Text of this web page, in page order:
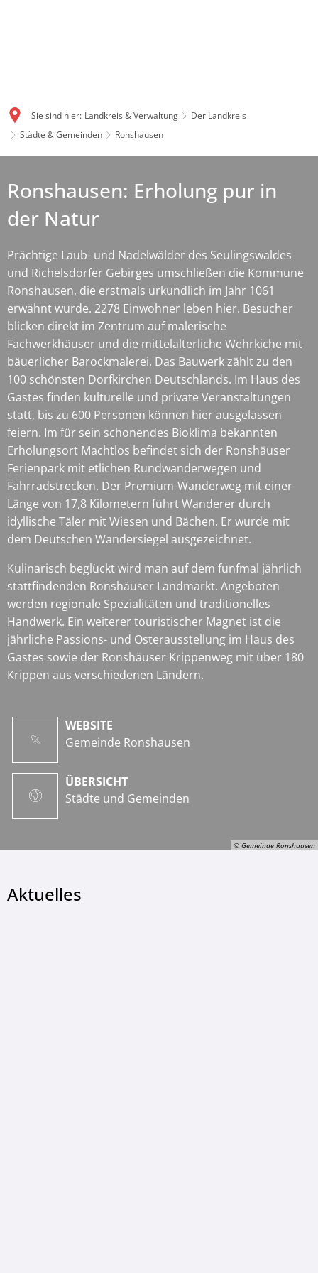
Sie sind hier: Landkreis & Verwaltung
Der Landkreis
Städte & Gemeinden
Ronshausen
© Gemeinde Ronshausen
Ronshausen: Erholung pur in
der Natur
Prächtige Laub- und Nadelwälder des Seulingswaldes
und Richelsdorfer Gebirges umschließen die Kommune
Ronshausen, die erstmals urkundlich im Jahr 1061
erwähnt wurde. 2278 Einwohner leben hier. Besucher
blicken direkt im Zentrum auf malerische
Fachwerkhäuser und die mittelalterliche Wehrkiche mit
bäuerlicher Barockmalerei. Das Bauwerk zählt zu den
100 schönsten Dorfkirchen Deutschlands. Im Haus des
Gastes finden kulturelle und private Veranstaltungen
statt, bis zu 600 Personen können hier ausgelassen
feiern. Im für sein schonendes Bioklima bekannten
Erholungsort Machtlos befindet sich der Ronshäuser
Ferienpark mit etlichen Rundwanderwegen und
Fahrradstrecken. Der Premium-Wanderweg mit einer
Länge von 17,8 Kilometern führt Wanderer durch
idyllische Täler mit Wiesen und Bächen. Er wurde mit
dem Deutschen Wandersiegel ausgezeichnet.
Kulinarisch beglückt wird man auf dem fünfmal jährlich
stattfindenden Ronshäuser Landmarkt. Angeboten
werden regionale Spezialitäten und traditionelles
Handwerk. Ein weiterer touristischer Magnet ist die
jährliche Passions- und Osterausstellung im Haus des
Gastes sowie der Ronshäuser Krippenweg mit über 180
Krippen aus verschiedenen Ländern.
WEBSITE
Gemeinde Ronshausen
ÜBERSICHT
Städte und Gemeinden
Aktuelles